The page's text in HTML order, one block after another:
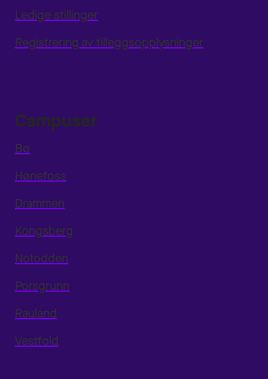
Ledige stillinger
Registrering av tilleggsopplysninger
Campuser
Bø
Hønefoss
Drammen
Kongsberg
Notodden
Porsgrunn
Rauland
Vestfold